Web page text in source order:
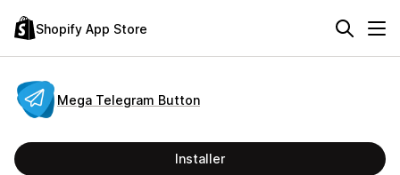
Shopify App Store
Mega Telegram Button
Installer